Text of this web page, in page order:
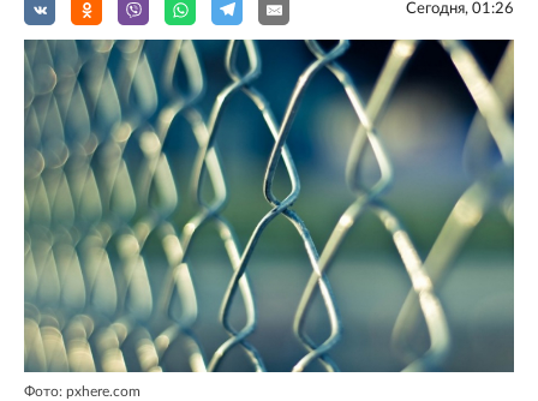
Сегодня, 01:26
Фото: pxhere.com